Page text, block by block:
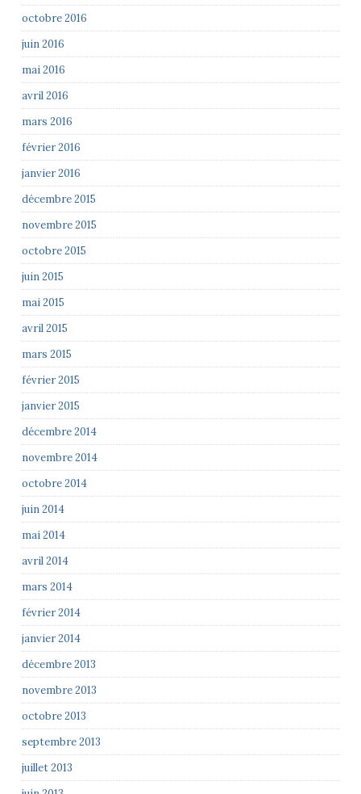
octobre 2016
juin 2016
mai 2016
avril 2016
mars 2016
février 2016
janvier 2016
décembre 2015
novembre 2015
octobre 2015
juin 2015
mai 2015
avril 2015
mars 2015
février 2015
janvier 2015
décembre 2014
novembre 2014
octobre 2014
juin 2014
mai 2014
avril 2014
mars 2014
février 2014
janvier 2014
décembre 2013
novembre 2013
octobre 2013
septembre 2013
juillet 2013